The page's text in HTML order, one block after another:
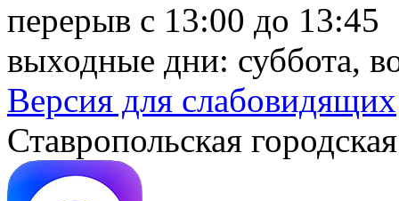
перерыв с 13:00 до 13:45
выходные дни: суббота,
Версия для слабовидящих
Ставропольская